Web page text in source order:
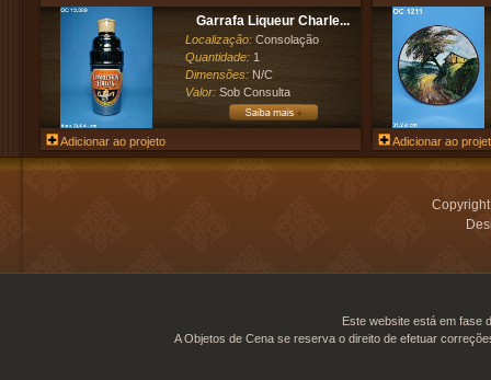
Garrafa Liqueur Charle...
Localização: Consolação
Quantidade: 1
Dimensões: N/C
Valor: Sob Consulta
Adicionar ao projeto Adicionar ao
Este website está em fase
A Objetos de Cena se reserva o direito de efetuar